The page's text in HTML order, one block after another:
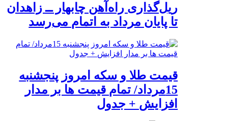
ریل‌گذاری راه‌آهن چابهار ــ زاهدان
تا پایان مرداد به اتمام می‌رسد
قیمت طلا و سکه امروز پنجشنبه
15مرداد/ تمام قیمت ها بر مدار
افزایش + جدول